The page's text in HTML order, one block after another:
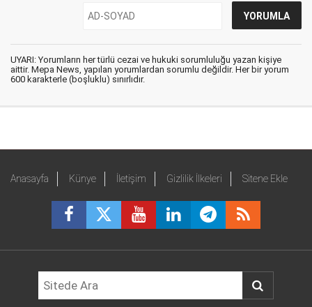
UYARI: Yorumların her türlü cezai ve hukuki sorumluluğu yazan kişiye
aittir. Mepa News, yapılan yorumlardan sorumlu değildir. Her bir yorum
600 karakterle (boşluklu) sınırlıdır.
Anasayfa Künye İletişim Gizlilik İlkeleri Sitene Ekle